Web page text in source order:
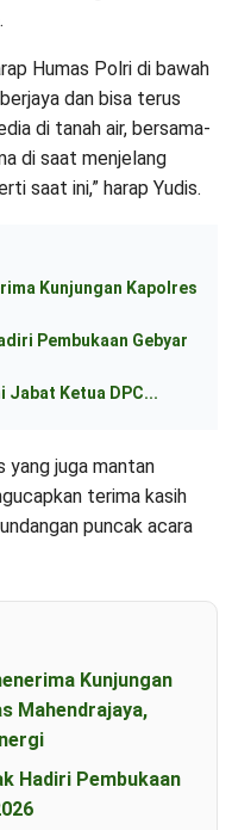
Humas Polri di bawah
dan bisa terus
di tanah air, bersama-
di saat menjelang
saat ini,” harap Yudis.
Kunjungan Kapolres
Pembukaan Gebyar
Jabat Ketua DPC...
yang juga mantan
terima kasih
puncak acara
Kunjungan
Mahendrajaya,
Hadiri Pembukaan